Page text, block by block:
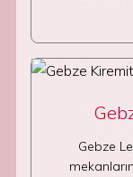
Gebze